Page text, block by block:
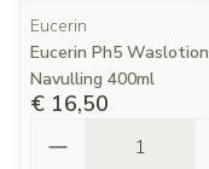
Eucerin
Eucerin Ph5 Waslotion
Navulling 400ml
€ 16,50